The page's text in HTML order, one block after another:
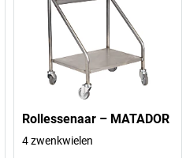
Rollessenaar – MATADOR
4 zwenkwielen